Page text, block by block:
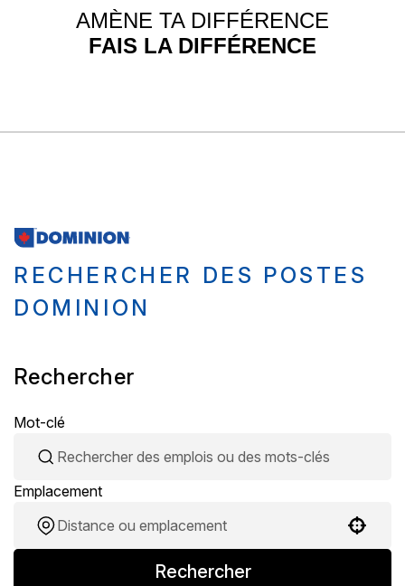
AMÈNE TA DIFFÉRENCE
FAIS LA DIFFÉRENCE
RECHERCHER DES POSTES
DOMINION
Rechercher
Mot-clé
Emplacement
Rechercher